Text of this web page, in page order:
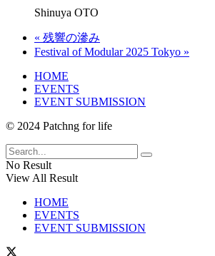
Shinuya OTO
« 残響の滲み
Festival of Modular 2025 Tokyo »
HOME
EVENTS
EVENT SUBMISSION
© 2024 Patchng for life
No Result
View All Result
HOME
EVENTS
EVENT SUBMISSION